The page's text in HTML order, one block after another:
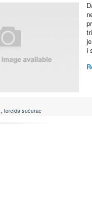
i
, torcida sućurac